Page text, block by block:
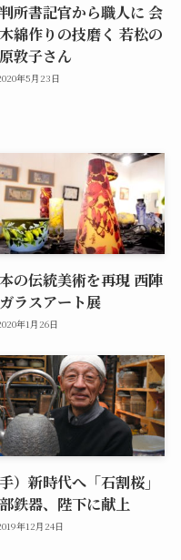
所書記官から職人に 会
綿作りの技磨く 若松の
敦子さん
年5月23日
の伝統美術を再現 西陣
ラスアート展
年1月26日
）新時代へ「石割桜」
鉄器、陛下に献上
年12月24日